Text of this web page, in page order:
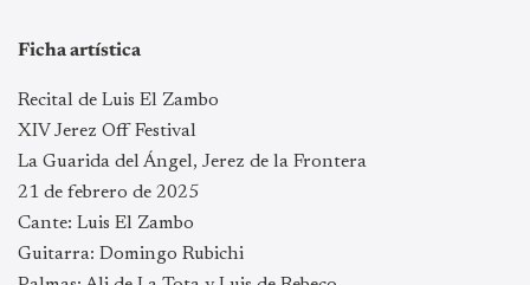
Ficha artística
Recital de Luis El Zambo
XIV Jerez Off Festival
La Guarida del Ángel, Jerez de la Frontera
21 de febrero de 2025
Cante: Luis El Zambo
Guitarra: Domingo Rubichi